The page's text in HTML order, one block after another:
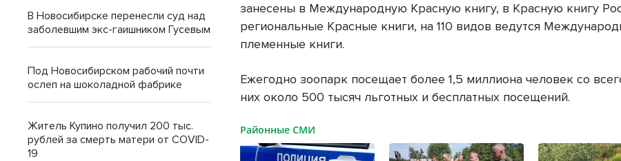
занесены в Международную Красную книгу, в Красную книгу
региональные Красные книги, на 110 видов ведутся
племенные книги.
Ежегодно зоопарк посещает более 1,5 миллиона человек со
них около 500 тысяч льготных и бесплатных посещений.
Районные СМИ
В Новосибирске перенесли суд над
заболевшим экс-гаишником Гусевым
Под Новосибирском рабочий почти
ослеп на шоколадной фабрике
Житель Купино получил 200 тыс.
рублей за смерть матери от COVID-
19